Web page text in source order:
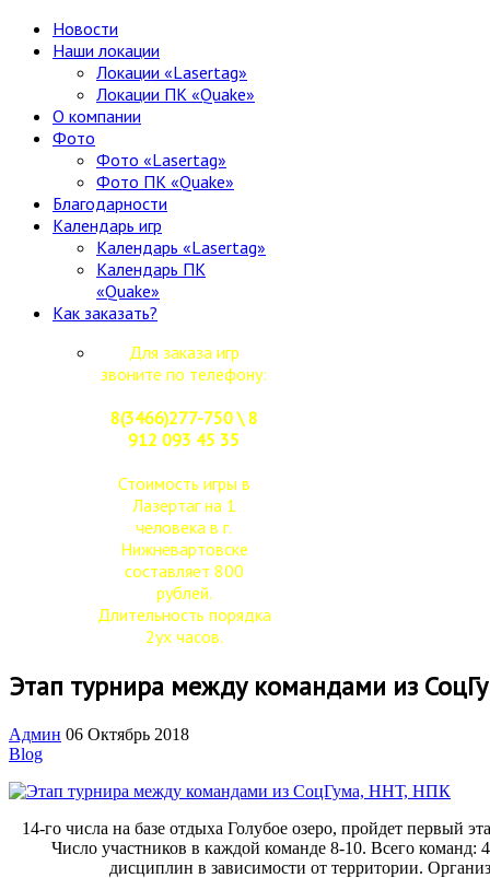
Новости
Наши локации
Локации «Lasertag»
Локации ПК «Quake»
О компании
Фото
Фото «Lasertag»
Фото ПК «Quake»
Благодарности
Календарь игр
Календарь «Lasertag»
Календарь ПК
«Quake»
Как заказать?
Для заказа игр
звоните по телефону:
8(3466)277-750 \ 8
912 093 45 35
Стоимость игры в
Лазертаг на 1
человека в г.
Нижневартовске
составляет 800
рублей.
Длительность порядка
2ух часов.
Этап турнира между командами из
Админ 06 Октябрь 2018
Blog
14-го числа на базе отдыха Голубое озеро, пройдет
Число участников в каждой команде 8-10. Всего команд:
дисциплин в зависимости от территории.